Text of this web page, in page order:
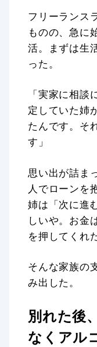
フリーランス
ものの、急に
活。まずは生
った。
「実家に相
定していた姉
たんです。そ
す」
思い出が詰ま
人でローンを
姉は「次に進
しいや。お金
を押してくれた
そんな家族の
み出した。
別れた後
なくアル